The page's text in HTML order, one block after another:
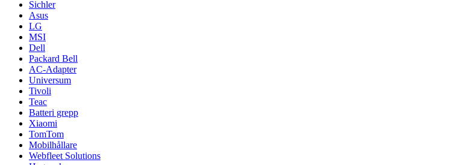
Sichler
Asus
LG
MSI
Dell
Packard Bell
AC-Adapter
Universum
Tivoli
Teac
Batteri grepp
Xiaomi
TomTom
Mobilhållare
Webfleet Solutions